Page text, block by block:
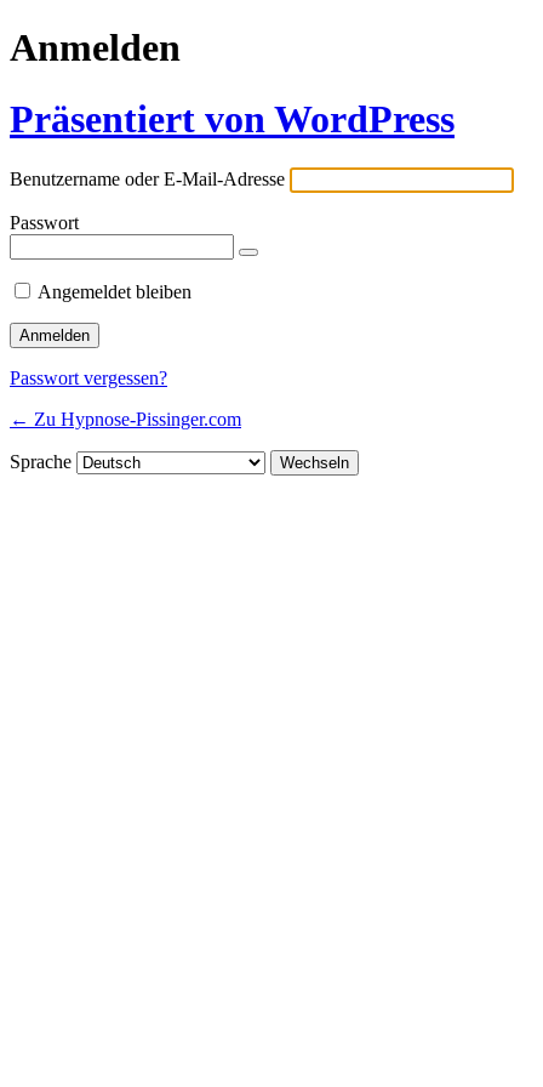
Anmelden
Präsentiert von WordPress
Benutzername oder E-Mail-Adresse
Passwort
Angemeldet bleiben
Passwort vergessen?
← Zu Hypnose-Pissinger.com
Sprache